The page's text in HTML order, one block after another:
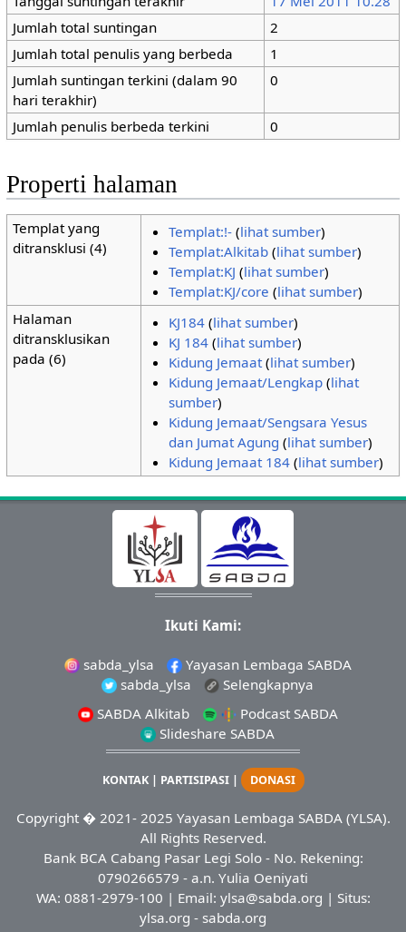
Jumlah total suntingan
2
Jumlah total penulis yang berbeda
1
Jumlah suntingan terkini (dalam 90
hari terakhir)
0
Jumlah penulis berbeda terkini 0
Properti halaman
Templat yang
ditransklusi (4)
Templat:!- (lihat sumber)
Templat:Alkitab (lihat sumber)
Templat:KJ (lihat sumber)
Templat:KJ/core (lihat sumber)
Halaman
ditransklusikan
pada (6)
KJ184 (lihat sumber)
KJ 184 (lihat sumber)
Kidung Jemaat(lihat sumber)
Kidung Jemaat/Lengkap (lihat
sumber)
Kidung Jemaat/Sengsara Yesus
dan Jumat Agung (lihat sumber)
Kidung Jemaat 184 (lihat sumber)
Ikuti Kami:
sabda_ylsa
Yayasan Lembaga SABDA
sabda_ylsa
Selengkapnya
SABDA Alkitab
Podcast SABDA
Slideshare SABDA
KONTAK| PARTISIPASI| DONASI
Copyright� 2021- 2025 Yayasan Lembaga SABDA (YLSA).
All Rights Reserved.
Bank BCA Cabang Pasar Legi Solo - No. Rekening:
0790266579 - a.n. Yulia Oeniyati
WA: 0881-2979-100 | Email: ylsa@sabda.org | Situs:
ylsa.org - sabda.org